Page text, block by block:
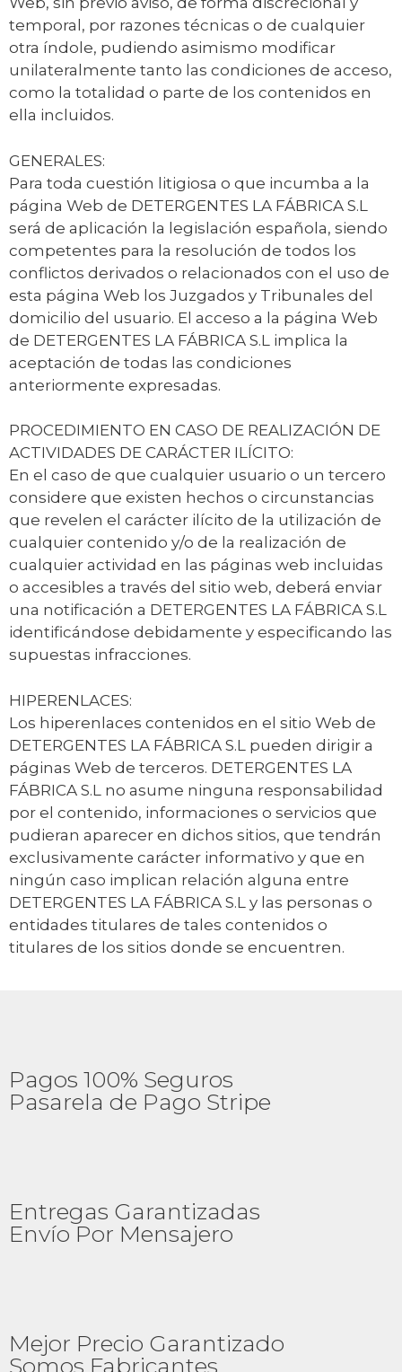
temporal, por razones técnicas o de cualquier
otra índole, pudiendo asimismo modificar
unilateralmente tanto las condiciones de acceso,
como la totalidad o parte de los contenidos en
ella incluidos.
GENERALES:
Para toda cuestión litigiosa o que incumba a la
página Web de DETERGENTES LA FÁBRICA S.L
será de aplicación la legislación española, siendo
competentes para la resolución de todos los
conflictos derivados o relacionados con el uso de
esta página Web los Juzgados y Tribunales del
domicilio del usuario. El acceso a la página Web
de DETERGENTES LA FÁBRICA S.L implica la
aceptación de todas las condiciones
anteriormente expresadas.
PROCEDIMIENTO EN CASO DE REALIZACIÓN DE
ACTIVIDADES DE CARÁCTER ILÍCITO:
En el caso de que cualquier usuario o un tercero
considere que existen hechos o circunstancias
que revelen el carácter ilícito de la utilización de
cualquier contenido y/o de la realización de
cualquier actividad en las páginas web incluidas
o accesibles a través del sitio web, deberá enviar
una notificación a DETERGENTES LA FÁBRICA S.L
identificándose debidamente y especificando las
supuestas infracciones.
HIPERENLACES:
Los hiperenlaces contenidos en el sitio Web de
DETERGENTES LA FÁBRICA S.L pueden dirigir a
páginas Web de terceros. DETERGENTES LA
FÁBRICA S.L no asume ninguna responsabilidad
por el contenido, informaciones o servicios que
pudieran aparecer en dichos sitios, que tendrán
exclusivamente carácter informativo y que en
ningún caso implican relación alguna entre
DETERGENTES LA FÁBRICA S.L y las personas o
entidades titulares de tales contenidos o
titulares de los sitios donde se encuentren.
Pagos 100% Seguros
Pasarela de Pago Stripe
Entregas Garantizadas
Envío Por Mensajero
Mejor Precio Garantizado
Somos Fabricantes